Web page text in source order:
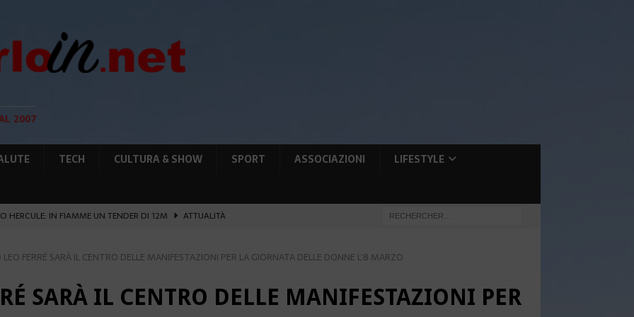
2007
TECH CULTURA & SHOW SPORT ASSOCIAZIONI
LIFESTYLE
HERCULE: IN FIAMME UN TENDER DI 12M
ATTUALITÀ
DI PLACE D’ARMES
ATTUALITÀ
RAFFORZANO LA COOPERAZIONE
ATTUALITÀ
FERRÉ SARÀ IL CENTRO DELLE MANIFESTAZIONI PER LA GIORNATA DELLE DONNE L’8 MARZO
SARÀ IL CENTRO DELLE MANIFESTAZIONI PER